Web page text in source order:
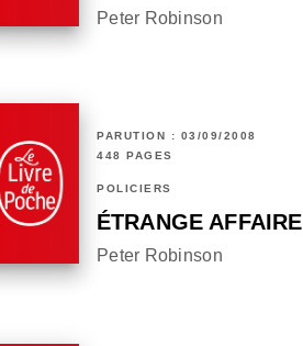
Peter Robinson
PARUTION : 03/09/2008
448 PAGES
POLICIERS
ÉTRANGE AFFAIRE
Peter Robinson